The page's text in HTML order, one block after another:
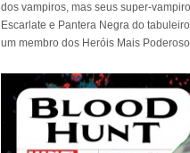
dos vampiros, mas seus super-
Escarlate e Pantera Negra do
um membro dos Heróis Mais